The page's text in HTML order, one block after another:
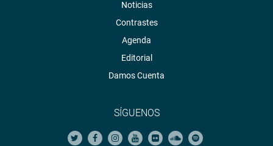
Noticias
Contrastes
Agenda
Editorial
Damos Cuenta
SÍGUENOS